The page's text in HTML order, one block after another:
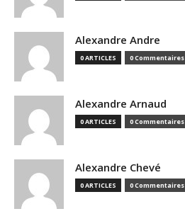
Alexandre Andre
0 ARTICLES 0 Commentaires
Alexandre Arnaud
0 ARTICLES 0 Commentaires
Alexandre Chevé
0 ARTICLES 0 Commentaires